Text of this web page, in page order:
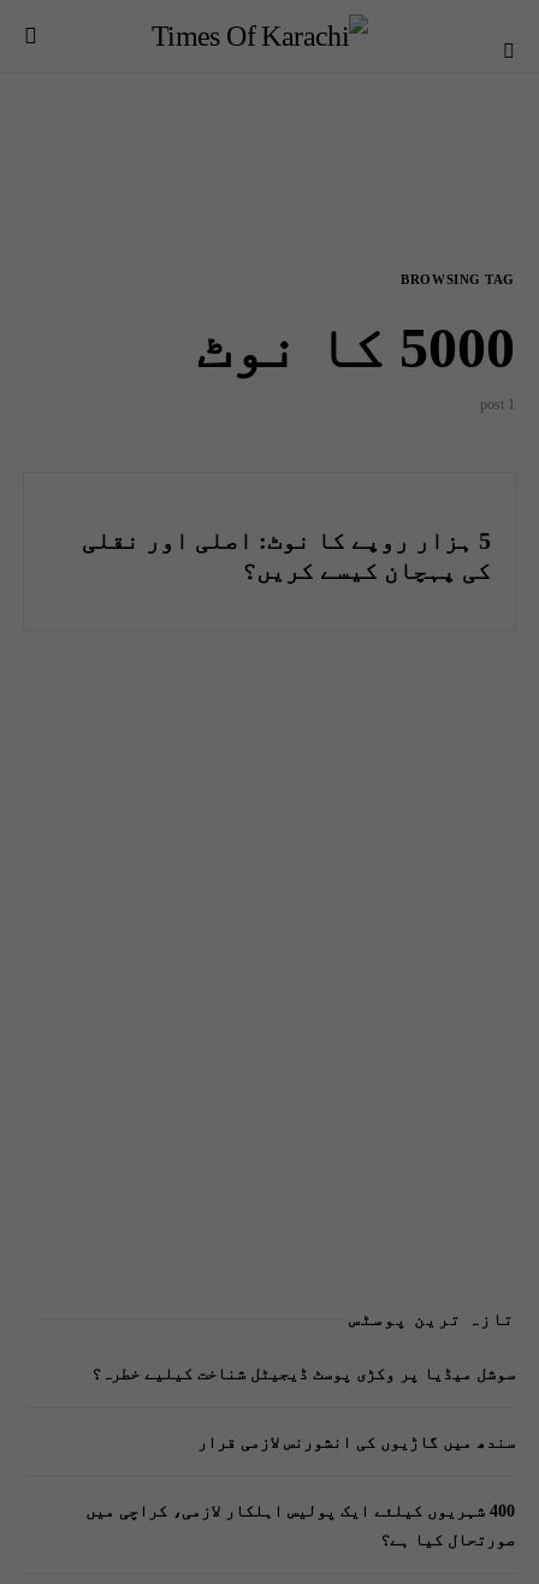
BROWSING TAG
5000 کا نوٹ
1 post
5 ہزار روپے کا نوٹ: اصلی اور نقلی
کی پہچان کیسے کریں؟
تازہ ترین پوسٹس
سوشل میڈیا پر وکڑی پوسٹ ڈیجیٹل شناخت کیلیے خطرہ؟
سندھ میں گاڑیوں کی انشورنس لازمی قرار
400 شہریوں کیلئے ایک پولیس اہلکار لازمی، کراچی میں
صورتحال کیا ہے؟